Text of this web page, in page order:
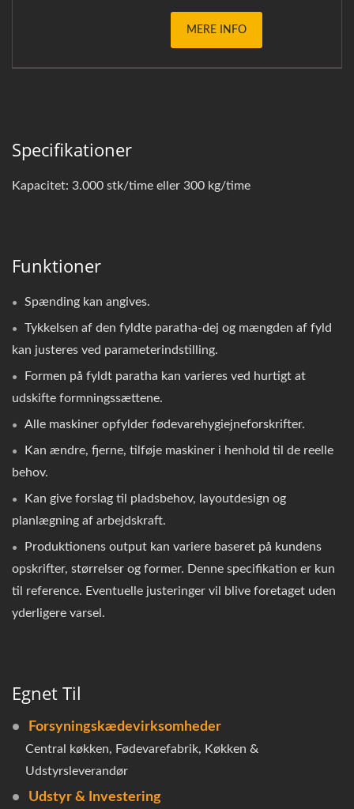
MERE INFO
Specifikationer
Kapacitet: 3.000 stk/time eller 300 kg/time
Funktioner
Spænding kan angives.
Tykkelsen af den fyldte paratha-dej og mængden af fyld
kan justeres ved parameterindstilling.
Formen på fyldt paratha kan varieres ved hurtigt at
udskifte formningssættene.
Alle maskiner opfylder fødevarehygiejneforskrifter.
Kan ændre, fjerne, tilføje maskiner i henhold til de reelle
behov.
Kan give forslag til pladsbehov, layoutdesign og
planlægning af arbejdskraft.
Produktionens output kan variere baseret på kundens
opskrifter, størrelser og former. Denne specifikation er kun
til reference. Eventuelle justeringer vil blive foretaget uden
yderligere varsel.
Egnet Til
Forsyningskædevirksomheder
Central køkken, Fødevarefabrik, Køkken &
Udstyrsleverandør
Udstyr & Investering